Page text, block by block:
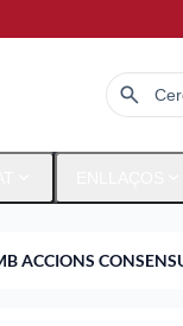
search
ACCIONS